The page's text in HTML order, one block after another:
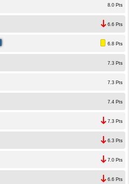
8.0 Pts
6.6 Pts
6.8 Pts
7.3 Pts
7.3 Pts
7.4 Pts
7.3 Pts
6.3 Pts
7.0 Pts
6.6 Pts